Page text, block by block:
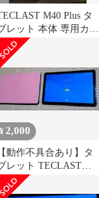
M40 Plus タ
レット 本体 専用カバ
付き
¥ 2,000
【動作不具合あり】タ
レット TECLAST
Plus ケースカバー
付き